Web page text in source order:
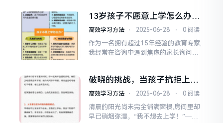
无数家庭反复上演，青少年研究数据显
示，我国初高中生群体中，阶段性厌学
发展为持续性的“上学困难”，深度解
析：厌学背后的无声呐喊学...
13岁孩子不愿意上学怎么办，
教育专家的全面指南与实用策
高效学习方法 ⋅ 2025-06-28 ⋅ 0 阅读
作为一名拥有超过15年经验的教育专家,
我经常在咨询中遇到焦虑的家长询问：
13岁正处于青春期初期，孩子身心都在
经历剧变，他们可能从原本活泼开朗的
找借口逃避学校，在我处理过的案例
中，这不仅仅是“懒...
破晓的挑战，当孩子抗拒上
学，家长如何成为温柔的破局
高效学习方法 ⋅ 2025-06-28 ⋅ 0 阅读
清晨的阳光尚未完全铺满窗棂,房间里却
早已硝烟弥漫，“我不想去上学！”——